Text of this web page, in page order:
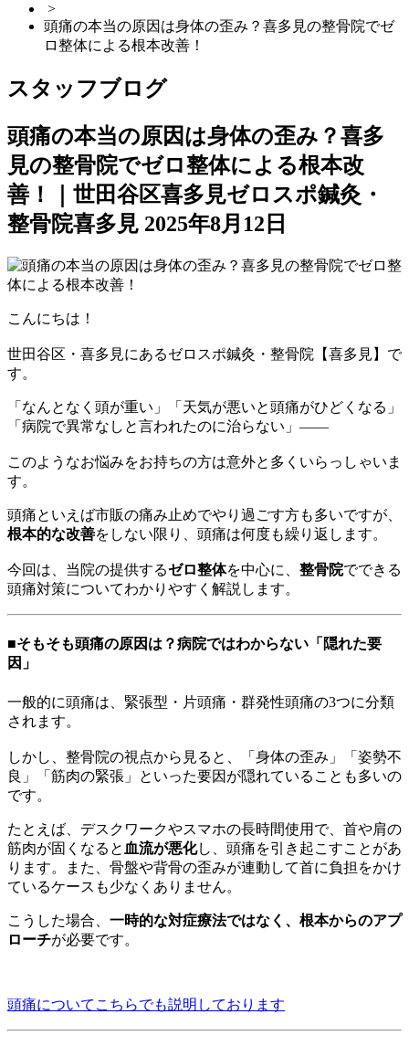
>
頭痛の本当の原因は身体の歪み？喜多見の整骨院でゼ
ロ整体による根本改善！
スタッフブログ
頭痛の本当の原因は身体の歪み？喜多
見の整骨院でゼロ整体による根本改
善！｜世田谷区喜多見ゼロスポ鍼灸・
整骨院喜多見 2025年8月12日
こんにちは！
世田谷区・喜多見にあるゼロスポ鍼灸・整骨院【喜多見】で
す。
「なんとなく頭が重い」「天気が悪いと頭痛がひどくなる」
「病院で異常なしと言われたのに治らない」——
このようなお悩みをお持ちの方は意外と多くいらっしゃいま
す。
頭痛といえば市販の痛み止めでやり過ごす方も多いですが、
根本的な改善をしない限り、頭痛は何度も繰り返します。
今回は、当院の提供するゼロ整体を中心に、 整骨院でできる
頭痛対策についてわかりやすく解説します。
■そもそも頭痛の原因は？病院ではわからない「隠れた要
因」
一般的に頭痛は、緊張型・片頭痛・群発性頭痛の3つに分類
されます。
しかし、整骨院の視点から見ると、「身体の歪み」「姿勢不
良」「筋肉の緊張」といった要因が隠れていることも多いの
です。
たとえば、デスクワークやスマホの長時間使用で、首や肩の
筋肉が固くなると 血流が悪化し、頭痛を引き起こすことがあ
ります。また、骨盤や背骨の歪みが連動して首に負担をかけ
ているケースも少なくありません。
こうした場合、 一時的な対症療法ではなく、根本からのアプ
ローチが必要です。
頭痛についてこちらでも説明しております